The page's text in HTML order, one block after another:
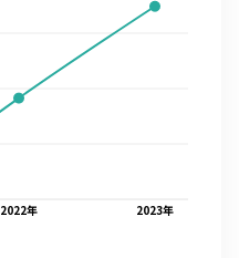
2022年 2023年